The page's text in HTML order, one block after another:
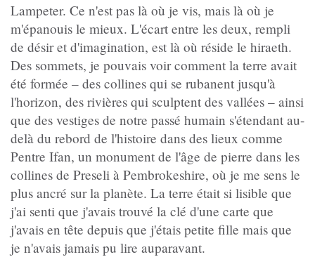
Lampeter. Ce n'est pas là où je vis, mais là où je
m'épanouis le mieux. L'écart entre les deux, rempli
de désir et d'imagination, est là où réside le hiraeth.
Des sommets, je pouvais voir comment la terre avait
été formée – des collines qui se rubanent jusqu'à
l'horizon, des rivières qui sculptent des vallées – ainsi
que des vestiges de notre passé humain s'étendant au-
delà du rebord de l'histoire dans des lieux comme
Pentre Ifan, un monument de l'âge de pierre dans les
collines de Preseli à Pembrokeshire, où je me sens le
plus ancré sur la planète. La terre était si lisible que
j'ai senti que j'avais trouvé la clé d'une carte que
j'avais en tête depuis que j'étais petite fille mais que
je n'avais jamais pu lire auparavant.